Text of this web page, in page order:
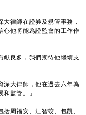
律師在證券及規管事務，
心他將能為證監會的工作作
良多，我們期待他繼續支
大律師，他在過去六年為
監管。」
周福安、江智蛟、包凱、